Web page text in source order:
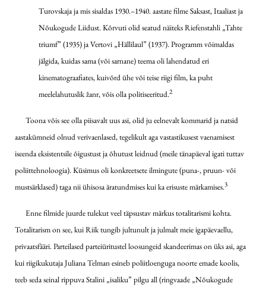
Turovskaja ja mis sisaldas 1930.–1940. aastate filme Saksast, Itaaliast ja
Nõukogude Liidust. Kõrvuti olid seatud näiteks Riefenstahli „Tahte
triumf” (1935) ja Vertovi „Hällilaul” (1937). Programm võimaldas
jälgida, kuidas sama (või sarnane) teema oli lahendatud eri
kinematograafiates, kuivõrd ühe või teise riigi film, ka puht
meelelahutuslik žanr, võis olla politiseeritud.2
Toona võis see olla piisavalt uus asi, olid ju eelnevalt kommarid ja natsid
aastakümneid olnud verivaenlased, tegelikult aga vastastikusest vaenamisest
iseenda eksistentsile õigustust ja õhutust leidnud (meile tänapäeval igati tuttav
poliittehnoloogia). Küsimus oli konkreetsete ilmingute (puna-, pruun- või
mustsärklased) taga nii ühisosa äratundmises kui ka erisuste märkamises.3
Enne filmide juurde tulekut veel täpsustav märkus totalitarismi kohta.
Totalitarism on see, kui Riik tungib jultunult ja julmalt meie igapäevaellu,
privaatsfääri. Parteilased parteiüritustel loosungeid skandeerimas on üks asi, aga
kui riigikukutaja Juliana Telman esineb poliitloenguga noorte emade koolis,
teeb seda seinal rippuva Stalini „isaliku” pilgu all (ringvaade „Nõukogude